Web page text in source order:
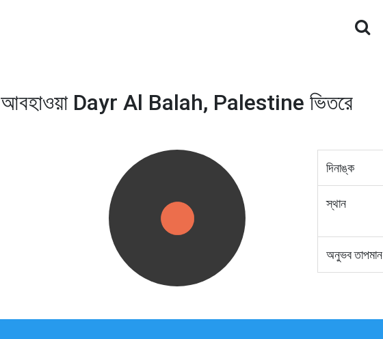
আবহাওয়া Dayr Al Balah, Palestine ভিতরে
দিনাঙ্ক
স্থান
অনুভব তাপমান